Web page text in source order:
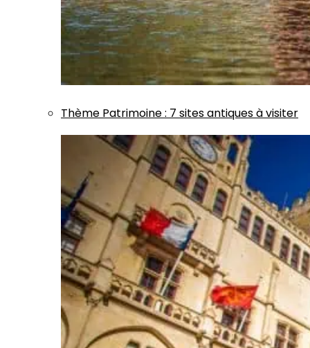
Thème Patrimoine: 7 sites antiques à visiter